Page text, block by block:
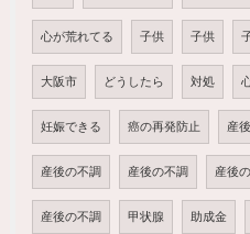
心が荒れてる 子供 子供
大阪市 どうしたら 対処
妊娠できる 癌の再発防止 産
産後の不調 産後の不調 産後
産後の不調 甲状腺 助成金